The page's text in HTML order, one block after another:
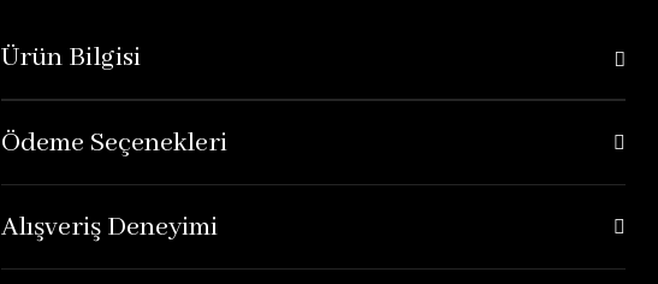
Ürün Bilgisi
Ödeme Seçenekleri
Alışveriş Deneyimi